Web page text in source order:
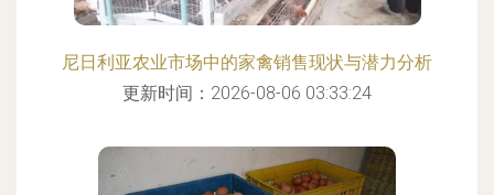
尼日利亚农业市场中的家禽销售现状与潜力分析
更新时间：2026-08-06 03:33:24